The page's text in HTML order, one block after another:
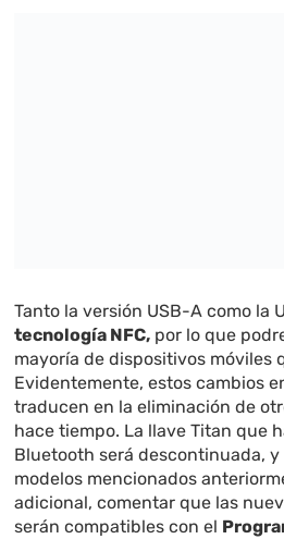
Tanto la versión USB-A como la
tecnología NFC, por lo que
mayoría de dispositivos móviles
Evidentemente, estos cambios
traducen en la eliminación de
hace tiempo. La llave Titan que
Bluetooth será descontinuada,
modelos mencionados
adicional, comentar que las
serán compatibles con el